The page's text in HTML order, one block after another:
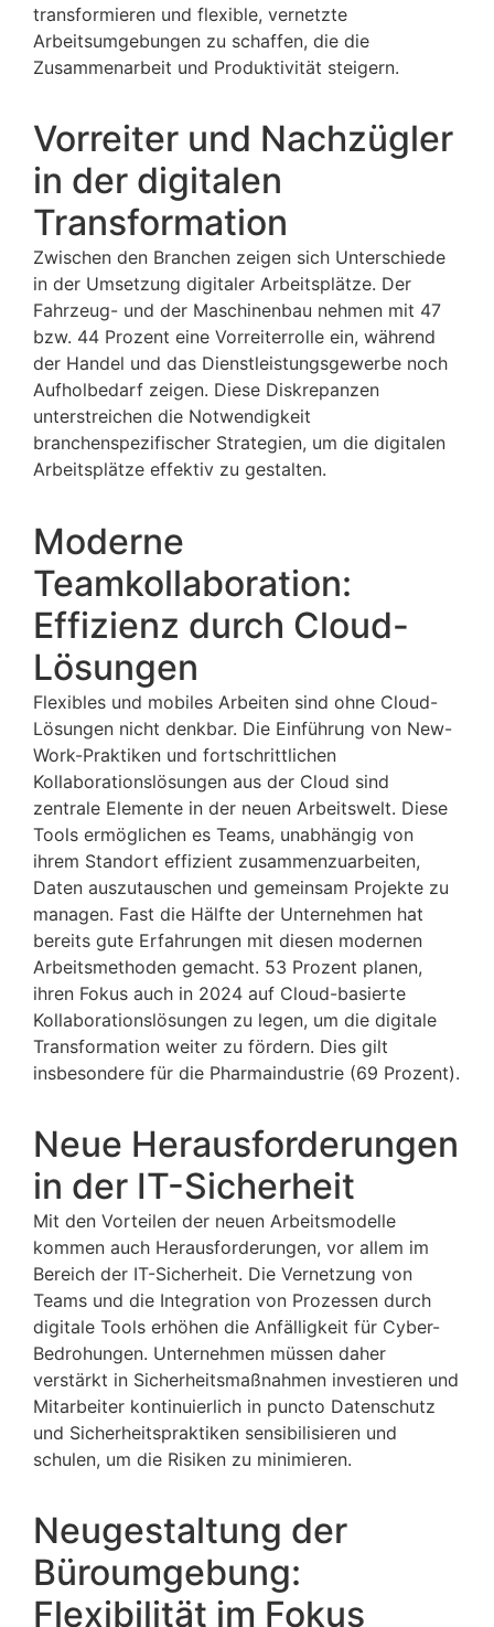
transformieren und flexible, vernetzte
Arbeitsumgebungen zu schaffen, die die
Zusammenarbeit und Produktivität steigern.
Vorreiter und Nachzügler
in der digitalen
Transformation
Zwischen den Branchen zeigen sich Unterschiede
in der Umsetzung digitaler Arbeitsplätze. Der
Fahrzeug- und der Maschinenbau nehmen mit 47
bzw. 44 Prozent eine Vorreiterrolle ein, während
der Handel und das Dienstleistungsgewerbe noch
Aufholbedarf zeigen. Diese Diskrepanzen
unterstreichen die Notwendigkeit
branchenspezifischer Strategien, um die digitalen
Arbeitsplätze effektiv zu gestalten.
Moderne
Teamkollaboration:
Effizienz durch Cloud-
Lösungen
Flexibles und mobiles Arbeiten sind ohne Cloud-
Lösungen nicht denkbar. Die Einführung von New-
Work-Praktiken und fortschrittlichen
Kollaborationslösungen aus der Cloud sind
zentrale Elemente in der neuen Arbeitswelt. Diese
Tools ermöglichen es Teams, unabhängig von
ihrem Standort effizient zusammenzuarbeiten,
Daten auszutauschen und gemeinsam Projekte zu
managen. Fast die Hälfte der Unternehmen hat
bereits gute Erfahrungen mit diesen modernen
Arbeitsmethoden gemacht. 53 Prozent planen,
ihren Fokus auch in 2024 auf Cloud-basierte
Kollaborationslösungen zu legen, um die digitale
Transformation weiter zu fördern. Dies gilt
insbesondere für die Pharmaindustrie (69 Prozent).
Neue Herausforderungen
in der IT-Sicherheit
Mit den Vorteilen der neuen Arbeitsmodelle
kommen auch Herausforderungen, vor allem im
Bereich der IT-Sicherheit. Die Vernetzung von
Teams und die Integration von Prozessen durch
digitale Tools erhöhen die Anfälligkeit für Cyber-
Bedrohungen. Unternehmen müssen daher
verstärkt in Sicherheitsmaßnahmen investieren und
Mitarbeiter kontinuierlich in puncto Datenschutz
und Sicherheitspraktiken sensibilisieren und
schulen, um die Risiken zu minimieren.
Neugestaltung der
Büroumgebung:
Flexibilität im Fokus